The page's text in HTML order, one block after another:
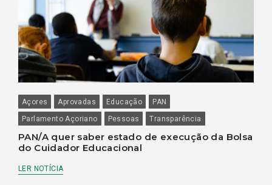
Açores Aprovadas Educação
PAN
Parlamento Açoriano
Pessoas Transparência
PAN/A quer saber estado de execução da Bolsa
do Cuidador Educacional
LER NOTÍCIA